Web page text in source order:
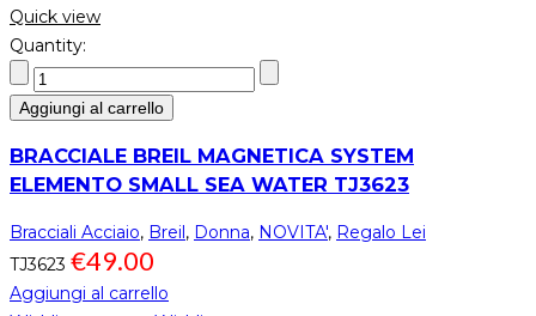
Quick view
Quantity:
Aggiungi al carrello
BRACCIALE BREIL MAGNETICA SYSTEM
ELEMENTO SMALL SEA WATER TJ3623
Bracciali Acciaio, Breil, Donna, NOVITA', Regalo Lei
TJ3623 €49.00
Aggiungi al carrello